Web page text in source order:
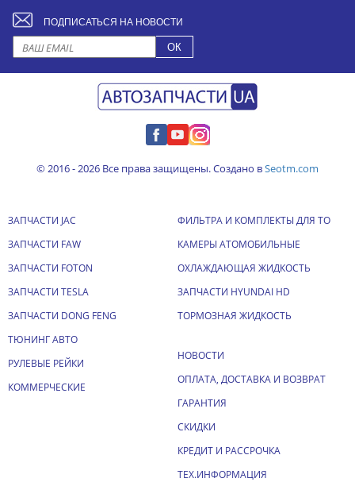
ПОДПИСАТЬСЯ НА НОВОСТИ
© 2016 - 2026 Все права защищены. Создано вSeotm.com
ЗАПЧАСТИ JAC
ЗАПЧАСТИ FAW
ЗАПЧАСТИ FOTON
ЗАПЧАСТИ TESLA
ЗАПЧАСТИ DONG FENG
ТЮНИНГ АВТО
РУЛЕВЫЕ РЕЙКИ
КОММЕРЧЕСКИЕ
ФИЛЬТРА И КОМПЛЕКТЫ ДЛЯ ТО
КАМЕРЫ АТОМОБИЛЬНЫЕ
ОХЛАЖДАЮЩАЯ ЖИДКОСТЬ
ЗАПЧАСТИ HYUNDAI HD
ТОРМОЗНАЯ ЖИДКОСТЬ
НОВОСТИ
ОПЛАТА, ДОСТАВКА И ВОЗВРАТ
ГАРАНТИЯ
СКИДКИ
КРЕДИТ И РАССРОЧКА
ТЕХ.ИНФОРМАЦИЯ